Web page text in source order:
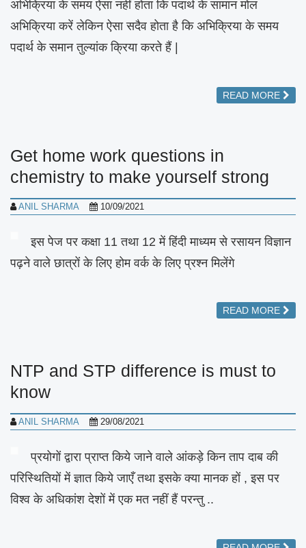
अभिक्रिया के समय ऐसा नहीं होता कि पदार्थ के सामान मोल
अभिक्रिया करें लेकिन ऐसा सदैव होता है कि अभिक्रिया के समय
पदार्थ के समान तुल्यांक क्रिया करते हैं |
READ MORE
Get home work questions in
chemistry to make yourself strong
ANIL SHARMA 10/09/2021
इस पेज पर कक्षा 11 तथा 12 में हिंदी माध्यम से रसायन विज्ञान
पढ़ने वाले छात्रों के लिए होम वर्क के लिए प्रश्न मिलेंगे
READ MORE
NTP and STP difference is must to
know
ANIL SHARMA 29/08/2021
प्रयोगों द्वारा प्राप्त किये जाने वाले आंकड़े किन ताप दाब की
परिस्थितियों में ज्ञात किये जाएँ तथा इसके क्या मानक हों , इस पर
विश्व के अधिकांश देशों में एक मत नहीं हैं परन्तु ..